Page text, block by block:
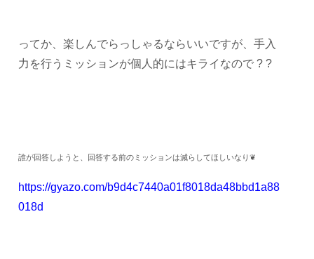
ってか、楽しんでらっしゃるならいいですが、手入
力を行うミッションが個人的にはキライなので ? ?
誰が回答しようと、回答する前のミッションは減らしてほしいなり❦
https://gyazo.com/b9d4c7440a01f8018da48bbd1a88
018d